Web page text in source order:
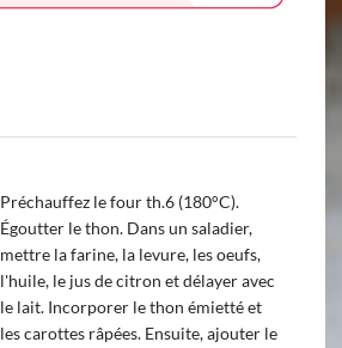
Préchauffez le four th.6 (180°C).
Égoutter le thon. Dans un saladier,
mettre la farine, la levure, les oeufs,
l'huile, le jus de citron et délayer avec
le lait. Incorporer le thon émietté et
les carottes râpées. Ensuite, ajouter le